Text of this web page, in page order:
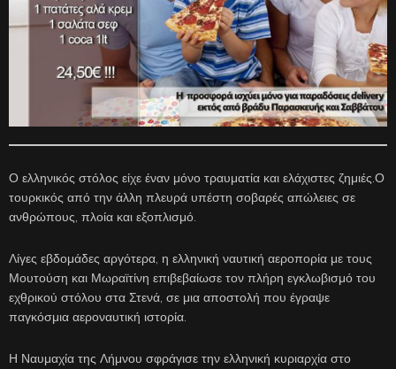
Ο ελληνικός στόλος είχε έναν μόνο τραυματία και ελάχιστες ζημιές.Ο
τουρκικός από την άλλη πλευρά υπέστη σοβαρές απώλειες σε
ανθρώπους, πλοία και εξοπλισμό.
Λίγες εβδομάδες αργότερα, η ελληνική ναυτική αεροπορία με τους
Μουτούση και Μωραϊτίνη επιβεβαίωσε τον πλήρη εγκλωβισμό του
εχθρικού στόλου στα Στενά, σε μια αποστολή που έγραψε
παγκόσμια αεροναυτική ιστορία.
Η Ναυμαχία της Λήμνου σφράγισε την ελληνική κυριαρχία στο